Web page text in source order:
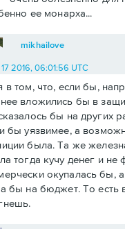
ее монарха...
mikhailove
2016, 06:01:56 UTC
в том, что, если бы,
вложились бы в
бы на других
бы уязвимее, а
была. Та же
тогда кучу денег и не
окупалась бы,
бы на бюджет. То